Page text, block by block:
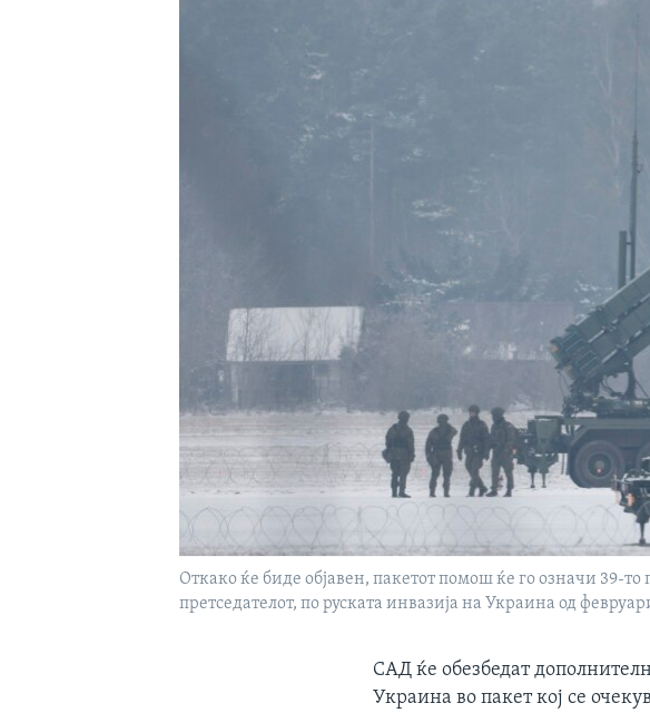
Откако ќе биде објавен, пакетот помош ќе го означи 39-
претседателот, по руската инвазија на Украина од
САД ќе обезбедат
Украина во пакет кој се